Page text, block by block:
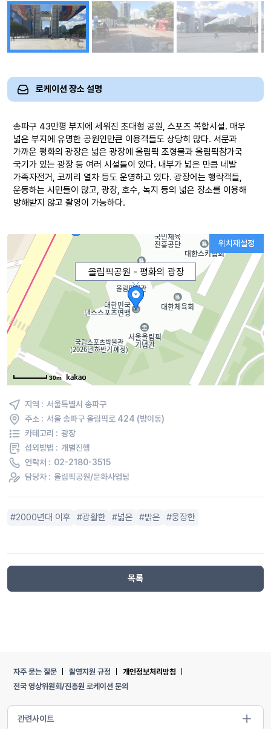
로케이션 장소 설명
송파구 43만평 부지에 세워진 초대형 공원, 스포츠 복합시설. 매우
넓은 부지에 유명한 공원인만큰 이용객들도 상당히 많다. 서문과
가까운 평화의 광장은 넓은 광장에 올림픽 조형물과 올림픽참가국
국기가 있는 광장 등 여러 시설들이 있다. 내부가 넓은 만큼 네발
가족자전거, 코끼리 열차 등도 운영하고 있다. 광장에는 행락객들,
운동하는 시민들이 많고, 광장, 호수, 녹지 등의 넓은 장소를 이용해
방해받지 않고 촬영이 가능하다.
올림픽공원 - 평화의 광장
30m
위치재설정
지역 : 서울특별시 송파구
주소 : 서울 송파구 올림픽로 424 (방이동)
카테고리 : 광장
섭외방법 : 개별진행
연락처 : 02-2180-3515
담당자 : 올림픽공원/문화사업팀
2000년대 이후 광활한 넓은 밝은 웅장한
목록
자주 묻는 질문 촬영지원 규정
개인정보처리방침
전국 영상위원회/진흥원 로케이션 문의